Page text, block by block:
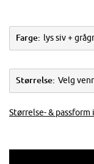
Farge: lys siv +
Størrelse: Velg
Størrelse- & passform